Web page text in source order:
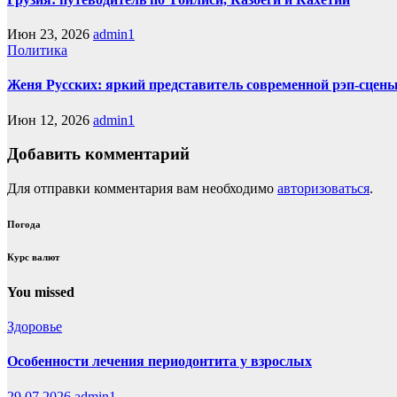
Июн 23, 2026 admin1
Политика
Женя Русских: яркий представитель современной рэп-
Июн 12, 2026 admin1
Добавить комментарий
Для отправки комментария вам необходимо авторизоваться.
Погода
Курс валют
You missed
Здоровье
Особенности лечения периодонтита у взрослых